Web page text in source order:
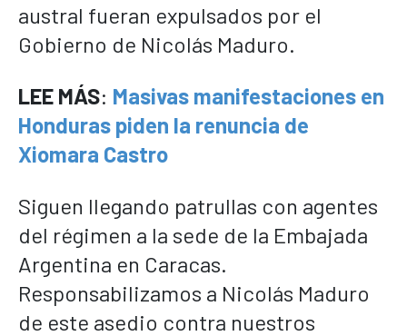
austral fueran expulsados por el
Gobierno de Nicolás Maduro.
LEE MÁS: Masivas manifestaciones en
Honduras piden la renuncia de
Xiomara Castro
Siguen llegando patrullas con agentes
del régimen a la sede de la Embajada
Argentina en Caracas.
Responsabilizamos a Nicolás Maduro
de este asedio contra nuestros